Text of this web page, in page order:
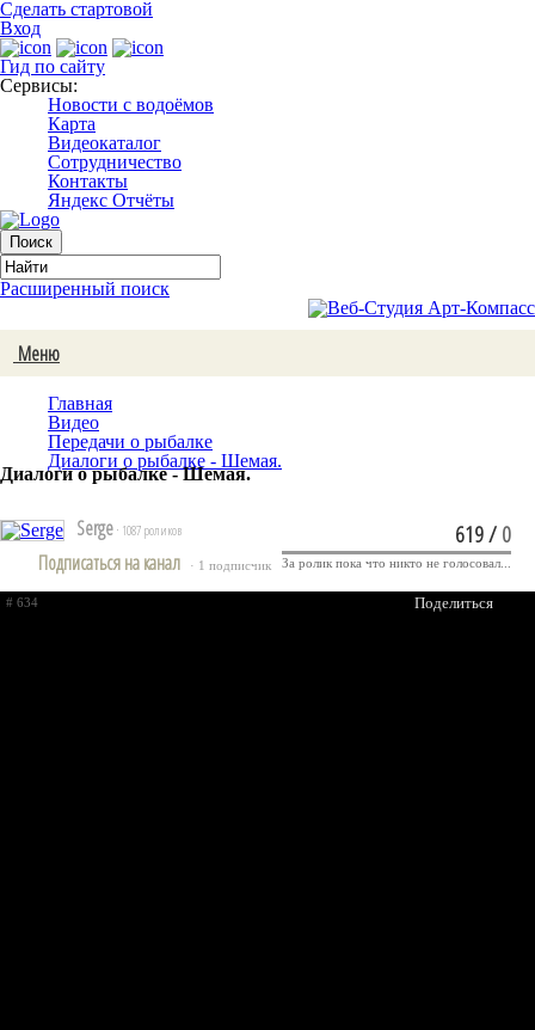
Сделать стартовой
Вход
Гид по сайту
Сервисы:
Новости с водоёмов
Карта
Видеокаталог
Сотрудничество
Контакты
Яндекс Отчёты
Расширенный поиск
Меню
Главная
Видео
Передачи о рыбалке
Диалоги о рыбалке - Шемая.
Диалоги о рыбалке - Шемая.
Serge · 1087 роликов
Подписаться на канал · 1 подписчик
# 634 Поделиться
619/0
За ролик пока что никто не голосовал...